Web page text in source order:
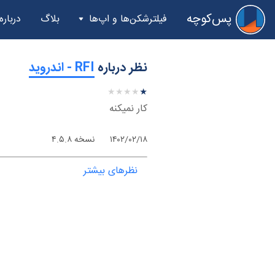
پس‌کوچه فیلترشکن‌ها و اپ‌ها بلاگ
نظر درباره ‫RFI - اندروید
★★★★★
★
★
★
★
★
کار نمیکنه
۱۴۰۲/۰۲/۱۸ نسخه ۴.۵.۸
نظرهای بیشتر